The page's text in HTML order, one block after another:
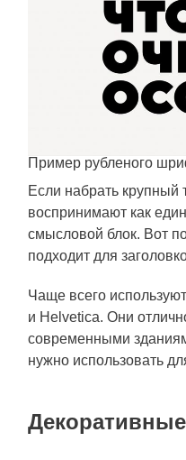
Пример рубленого
Если набрать крупный
воспринимают как
смысловой блок. Вот
подходит для
Чаще всего
и Helvetica. Они
современными
нужно использовать